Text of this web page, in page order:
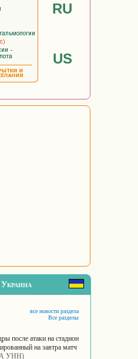
RU
US
все новости раздела
Все разделы
после атаки на стадион
на завтра матч
УНН)